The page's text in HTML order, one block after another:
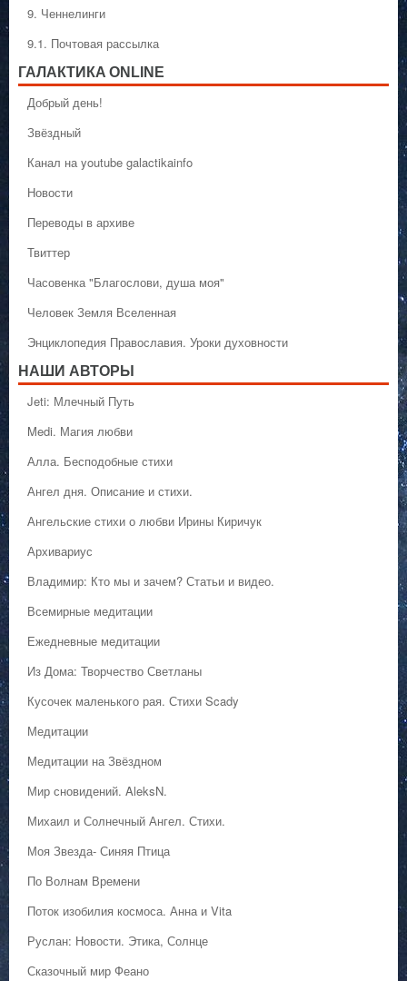
9. Ченнелинги
9.1. Почтовая рассылка
ГАЛАКТИКA ONLINE
Добрый день!
Звёздный
Канал на youtube galactikainfo
Новости
Переводы в архиве
Твиттер
Часовенка "Благослови, душа моя"
Человек Земля Вселенная
Энциклопедия Православия. Уроки духовности
НАШИ АВТОРЫ
Jeti: Млечный Путь
Medi. Магия любви
Алла. Бесподобные стихи
Ангел дня. Описание и стихи.
Ангельские стихи о любви Ирины Киричук
Архивариус
Владимир: Кто мы и зачем? Статьи и видео.
Всемирные медитации
Ежедневные медитации
Из Дома: Творчество Светланы
Кусочек маленького рая. Стихи Scady
Медитации
Медитации на Звёздном
Мир сновидений. AleksN.
Михаил и Солнечный Ангел. Стихи.
Моя Звезда- Синяя Птица
По Волнам Времени
Поток изобилия космоса. Анна и Vita
Руслан: Новости. Этика, Солнце
Сказочный мир Феано